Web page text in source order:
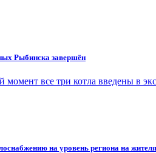
Рыбинска завершён
момент все три котла введены в
на уровень региона на